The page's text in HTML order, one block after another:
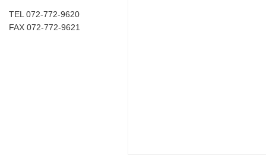
TEL 072-772-9620
FAX 072-772-9621